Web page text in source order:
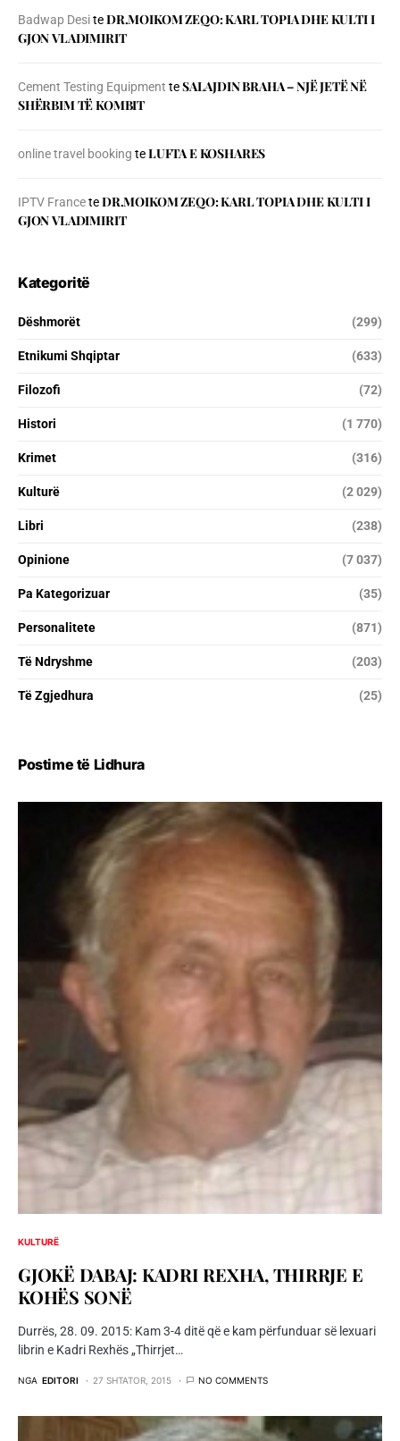
Badwap DesiteDR.MOIKOM ZEQO: KARL TOPIA DHE KULTI I
GJON VLADIMIRIT
Cement Testing Equipment teSALAJDIN BRAHA – NJЁ JETЁ NЁ
SHЁRBIM TЁ KOMBIT
online travel booking teLUFTA E KOSHARES
IPTV FranceteDR.MOIKOM ZEQO: KARL TOPIA DHE KULTI I
GJON VLADIMIRIT
Kategoritë
Dëshmorët (299)
Etnikumi Shqiptar (633)
Filozofi (72)
Histori (1 770)
Krimet (316)
Kulturë (2 029)
Libri (238)
Opinione (7 037)
Pa Kategorizuar (35)
Personalitete (871)
Të Ndryshme (203)
Të Zgjedhura (25)
Postime të Lidhura
KULTURË
GJOKË DABAJ: KADRI REXHA, THIRRJE E
KOHËS SONË
Durrës, 28. 09. 2015: Kam 3-4 ditë që e kam përfunduar së lexuari
librin e Kadri Rexhës „Thirrjet…
NGA EDITORI 27 SHTATOR, 2015 NO COMMENTS